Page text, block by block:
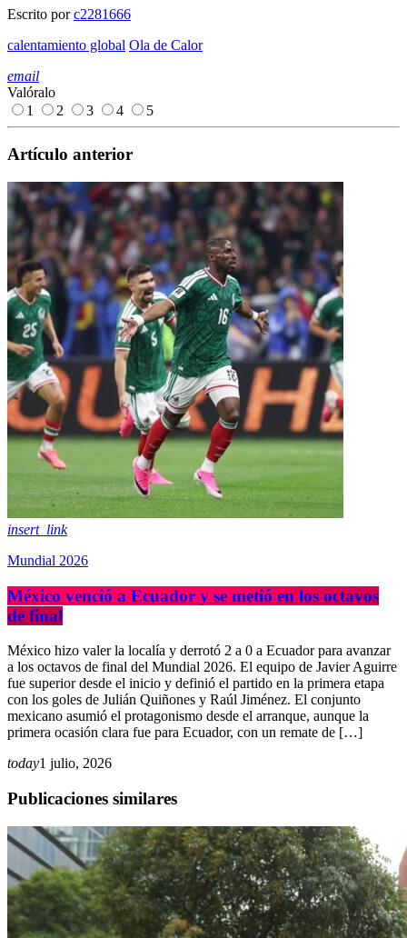
Escrito porc2281666
calentamiento global Ola de Calor
email
Valóralo
1
2 3 4 5
Artículo anterior
insert_link
Mundial 2026
México venció a Ecuador y se metió en los octavos
de final
México hizo valer la localía y derrotó 2 a 0 a Ecuador para avanzar
a los octavos de final del Mundial 2026. El equipo de Javier Aguirre
fue superior desde el inicio y definió el partido en la primera etapa
con los goles de Julián Quiñones y Raúl Jiménez. El conjunto
mexicano asumió el protagonismo desde el arranque, aunque la
primera ocasión clara fue para Ecuador, con un remate de […]
today1 julio, 2026
Publicaciones similares